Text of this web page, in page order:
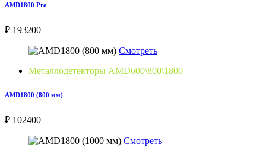
AMD1800 Pro
₽ 193200
Смотреть
Металлодетекторы AMD600\800\1800
AMD1800 (800 мм)
₽ 102400
Смотреть